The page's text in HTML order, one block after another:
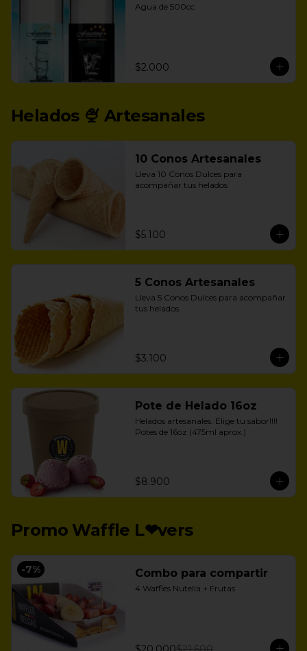
Agua de 500cc
$2.000
Helados 🍨 Artesanales
10 Conos Artesanales
Lleva 10 Conos Dulces para
acompañar tus helados
$5.100
5 Conos Artesanales
Lleva 5 Conos Dulces para acompañar
tus helados.
$3.100
Pote de Helado 16oz
Helados artesanales. Elige tu sabor!!!!
Potes de 16oz (475ml aprox.)
$8.900
Promo Waffle L❤vers
-7% Combo para compartir
4 Waffles Nutella + Frutas